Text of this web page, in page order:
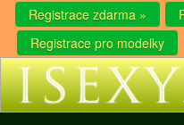
Registrace zdarma »
Registrace pro modelky